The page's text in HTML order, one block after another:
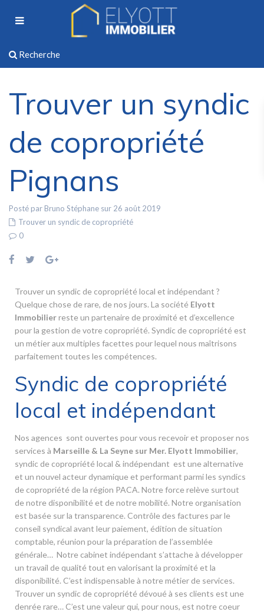
Recherche
Trouver un syndic
de copropriété
Pignans
Posté par Bruno Stéphane sur 26 août 2019
Trouver un syndic de copropriété
0
Trouver un syndic de copropriété local et indépendant ?
Quelque chose de rare, de nos jours. La société Elyott
Immobilierreste un partenaire de proximité et d’excellence
pour la gestion de votre copropriété. Syndic de copropriété est
un métier aux multiples facettes pour lequel nous maîtrisons
parfaitement toutes les compétences.
Syndic de copropriété
local et indépendant
Nos agences sont ouvertes pour vous recevoir et proposer nos
services à Marseille & La Seyne sur Mer. Elyott Immobilier,
syndic de copropriété local & indépendant est une alternative
et un nouvel acteur dynamique et performant parmi les syndics
de copropriété de la région PACA. Notre force relève surtout
de notre disponibilité et de notre mobilité. Notre organisation
est basée sur la transparence. Contrôle des factures par le
conseil syndical avant leur paiement, édition de situation
comptable, réunion pour la préparation de l’assemblée
générale… Notre cabinet indépendant s’attache à développer
un travail de qualité tout en valorisant la proximité et la
disponibilité. C’est indispensable à notre métier de services.
Trouver un syndic de copropriété dévoué à ses clients est une
denrée rare… C’est une valeur qui, pour nous, est notre coeur